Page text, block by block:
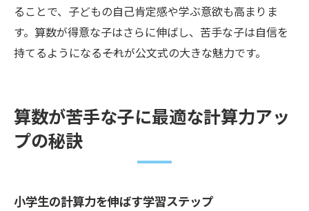
ることで、子どもの自己肯定感や学ぶ意欲も高まりま
す。算数が得意な子はさらに伸ばし、苦手な子は自信を
持てるようになる――それが公文式の大きな魅力です。
算数が苦手な子に最適な計算力アッ
プの秘訣
小学生の計算力を伸ばす学習ステップ